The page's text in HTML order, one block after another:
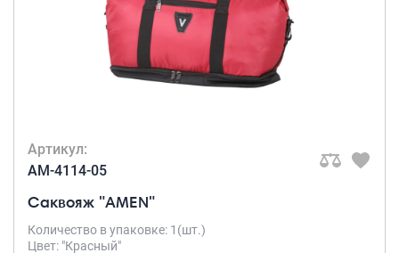
Артикул:
AM-4114-05
Саквояж "AMEN"
Количество в упаковке: 1(шт.)
Цвет: "Красный"